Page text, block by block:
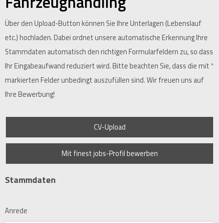
Über den Upload-Button können Sie Ihre Unterlagen (Lebenslauf
etc.) hochladen. Dabei ordnet unsere automatische Erkennung Ihre
Stammdaten automatisch den richtigen Formularfeldern zu, so dass
Ihr Eingabeaufwand reduziert wird. Bitte beachten Sie, dass die mit *
markierten Felder unbedingt auszufüllen sind. Wir freuen uns auf
Ihre Bewerbung!
CV-Upload
Mit finest jobs-Profil bewerben
Stammdaten
Anrede